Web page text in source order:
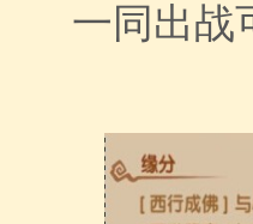
一同出